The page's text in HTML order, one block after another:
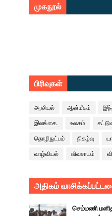
முகநூல்
பிரிவுகள்
அரசியல் ஆன்மீகம்
இலங்கை. உலகம்
தொழிநுட்பம் நிகழ்வு
வாழ்வியல் விவசாயம்
அதிகம்
செம்மணி